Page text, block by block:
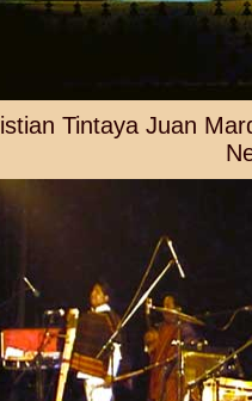
Tintaya Juan